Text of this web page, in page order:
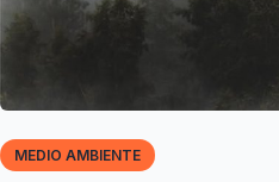
MEDIO AMBIENTE